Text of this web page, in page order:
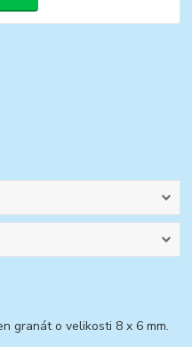
granát o velikosti 8 x 6 mm.